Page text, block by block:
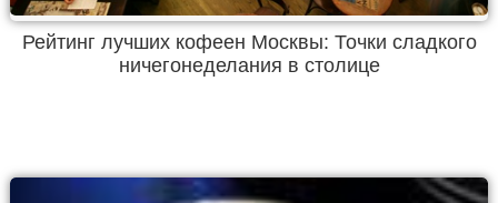
Рейтинг лучших кофеен Москвы: Точки сладкого
ничегонеделания в столице